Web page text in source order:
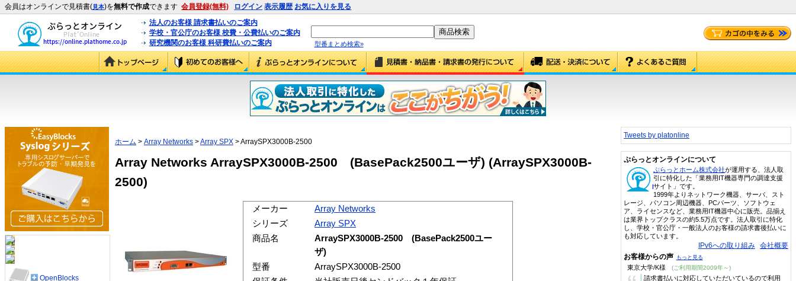
会員はオンラインで見積書(見本)を無料で作成できます 会員登録(無料) ログイン 表示履歴 お気に入りを見る
法人のお客様 請求書払いのご案内
学校・官公庁のお客様 校費・公費払いのご案内
研究機関のお客様 科研費払いのご案内
型番まとめ検索»
ホーム > Array Networks >Array SPX > ArraySPX3000B-2500
Array Networks ArraySPX3000B-2500 (BasePack2500ユーザ) (ArraySPX3000B-
2500)
メーカー
Array Networks
シリーズ
Array SPX
商品名
ArraySPX3000B-2500 (BasePack2500ユー
ザ)
型番
ArraySPX3000B-2500
OpenBlocks
Tweets by platonline
ぷらっとオンラインについて
ぷらっとホーム株式会社が運用する、法人取
引に特化した「業務用IT機器専門の調達支援
サイト」です。
1999年よりネットワーク機器、サーバ、スト
レージ、パソコン周辺機器、PCパーツ、ソフトウェ
ア、ライセンスなど、業務用IT機器中心に販売。品揃え
は業界トップクラスの約5.5万点です。法人取引に特化
し、学校・官公庁・一般法人のお客様の請求書後払いに
も対応しています。
IPv6への取り組み 会社概要
お客様からの声 もっと見る
東京大学/K様 (ご利用期間2009年～)
請求書払いに対応していただいているので利用